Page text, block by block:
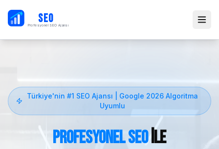
SEO
Profesyonel SEO Ajansı
Türkiye'nin #1 SEO Ajansı | Google 2026 Algoritma
Uyumlu
Profesyonel SEOile